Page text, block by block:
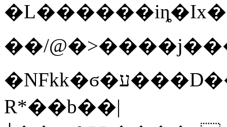
��/
�NFkk�ϭ�ע���D��u�Sh3��m��F�6-
R*��b��|